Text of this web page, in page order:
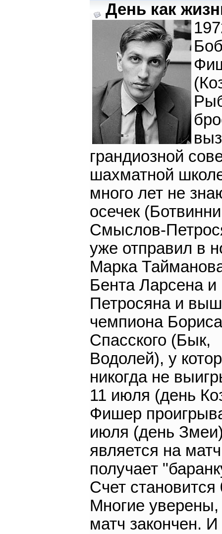
День как
грандиозной
шахматной
много лет не
осечек
Смыслов-
уже отправил в
Марка
Бента Ларсена и
Петросяна и
чемпиона Бориса
Спасского (Бык,
Водолей), у
никогда не
11 июля (день
Фишер
июля (день
является на
получает
Счет становится
Многие уверены,
матч закончен. И